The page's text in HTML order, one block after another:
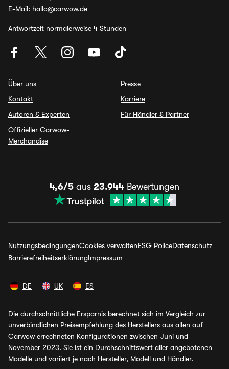
E-Mail: hallo@carwow.de
Antwortzeit normalerweise 4 Stunden
Über uns
Kontakt
Autoren & Experten
Offizieller Carwow-
Merchandise
Presse
Karriere
Für Händler & Partner
4,6/5 aus 23.944 Bewertungen
NutzungsbedingungenCookies verwaltenESG PoliceDatenschutz
BarrierefreiheitserklärungImpressum
DE UK ES
Die durchschnittliche Ersparnis berechnet sich im Vergleich zur
unverbindlichen Preisempfehlung des Herstellers aus allen auf
Carwow errechneten Konfigurationen zwischen Juni und
November 2023. Sie ist ein Durchschnittswert aller angebotenen
Modelle und variiert je nach Hersteller, Modell und Händler.